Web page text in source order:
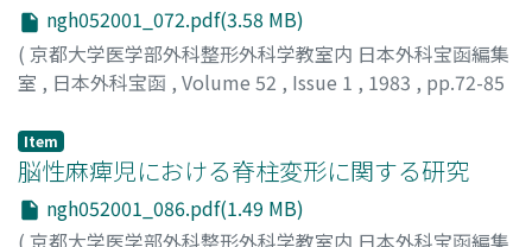
ngh052001_072.pdf(3.58 MB)
( 京都大学医学部外科整形外科学教室内 日本外科宝函編集
室 , 日本外科宝函 , Volume 52 , Issue 1 , 1983 , pp.72-85
山本, 義介
Item
脳性麻痺児における脊柱変形に関する研究
ngh052001_086.pdf(1.49 MB)